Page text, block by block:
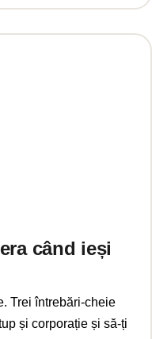
când ieși
Trei întrebări-cheie
și corporație și să-ți